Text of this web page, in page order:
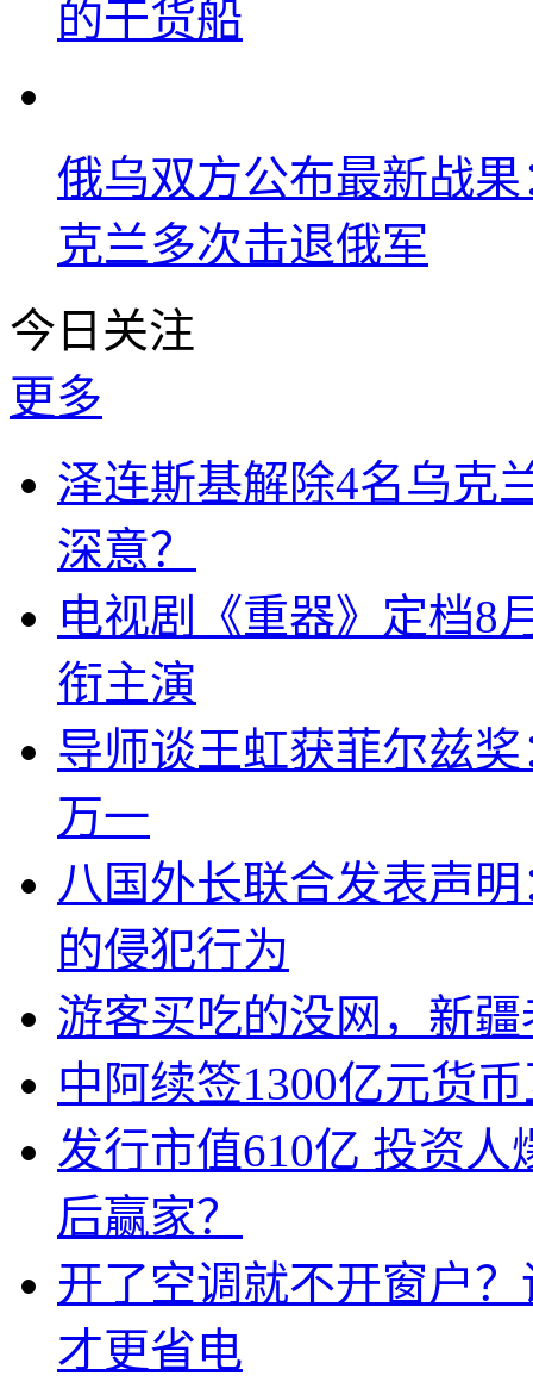
的干货船
俄乌双方公布最新战
克兰多次击退俄军
今日关注
更多
泽连斯基解除4名乌克
深意？
电视剧《重器》定档8
衔主演
导师谈王虹获菲尔兹
万一
八国外长联合发表声
的侵犯行为
游客买吃的没网，新
中阿续签1300亿元货
发行市值610亿 投资
后赢家？
开了空调就不开窗户
才更省电